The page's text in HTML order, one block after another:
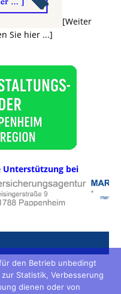
[Weiter
Sie hier ...]
Unterstützung bei
den Betrieb unbedingt
Statistik, Verbesserung
dienen oder von